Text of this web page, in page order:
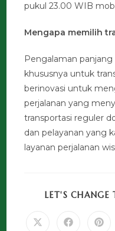
pukul 23.00 WIB
Mengapa memilih
Pengalaman
khususnya untuk
berinovasi untuk
perjalanan yang
transportasi reguler
dan pelayanan yang
layanan perjalanan
LET'S CHANGE